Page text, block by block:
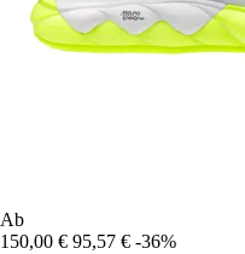
Ab
150,00 € 95,57 € -36%